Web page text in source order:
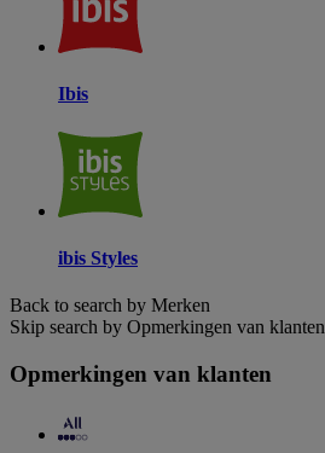
Ibis
ibis Styles
Back to search by Merken
Skip search by Opmerkingen van klanten
Opmerkingen van klanten